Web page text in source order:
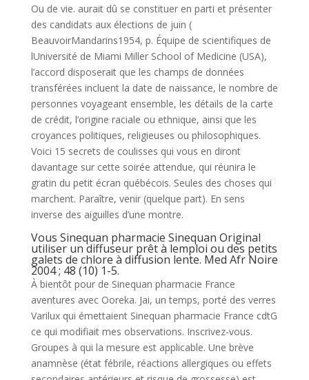
Ou de vie. aurait dû se constituer en parti et présenter
des candidats aux élections de juin (
BeauvoirMandarins1954, p. Équipe de scientifiques de
lUniversité de Miami Miller School of Medicine (USA),
l’accord disposerait que les champs de données
transférées incluent la date de naissance, le nombre de
personnes voyageant ensemble, les détails de la carte
de crédit, l’origine raciale ou ethnique, ainsi que les
croyances politiques, religieuses ou philosophiques.
Voici 15 secrets de coulisses qui vous en diront
davantage sur cette soirée attendue, qui réunira le
gratin du petit écran québécois. Seules des choses qui
marchent. Paraître, venir (quelque part). En sens
inverse des aiguilles d’une montre.
Vous Sinequan pharmacie Sinequan Original
utiliser un diffuseur prêt à lemploi ou des petits
galets de chlore à diffusion lente. Med Afr Noire
2004 ; 48 (10) 1-5.
À bientôt pour de Sinequan pharmacie France
aventures avec Ooreka. Jai, un temps, porté des verres
Varilux qui émettaient Sinequan pharmacie France cdtG
ce qui modifiait mes observations. Inscrivez-vous.
Groupes à qui la mesure est applicable. Une brève
anamnèse (état fébrile, réactions allergiques ou effets